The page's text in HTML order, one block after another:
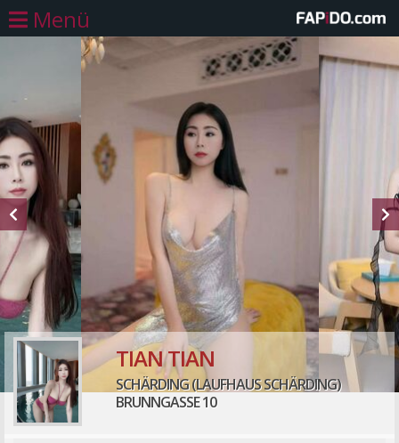
Menü
TIAN TIAN
SCHÄRDING (LAUFHAUS SCHÄRDING)
BRUNNGASSE 10